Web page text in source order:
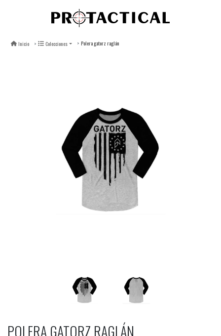
Inicio Colecciones Polera gatorz raglán
POLERA GATORZ RAGLÁN